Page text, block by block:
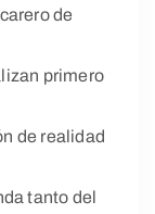
de
primero
de realidad
tanto del